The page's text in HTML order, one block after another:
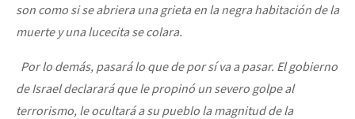
son como si se abriera una grieta en la negra habitación de la
muerte y una lucecita se colara.
Por lo demás, pasará lo que de por sí va a pasar. El gobierno
de Israel declarará que le propinó un severo golpe al
terrorismo, le ocultará a su pueblo la magnitud de la